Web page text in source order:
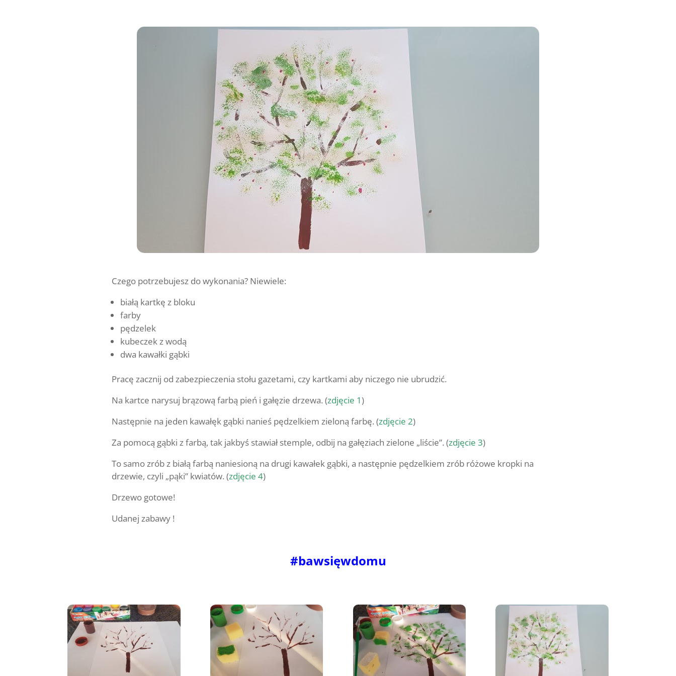
Czego potrzebujesz do wykonania? Niewiele:
białą kartkę z bloku
farby
pędzelek
kubeczek z wodą
dwa kawałki gąbki
Pracę zacznij od zabezpieczenia stołu gazetami, czy kartkami aby niczego nie ubrudzić.
Na kartce narysuj brązową farbą pień i gałęzie drzewa. (zdjęcie 1)
Następnie na jeden kawałęk gąbki nanieś pędzelkiem zieloną farbę. (zdjęcie 2)
Za pomocą gąbki z farbą, tak jakbyś stawiał stemple, odbij na gałęziach zielone „liście”. (zdjęcie 3)
To samo zrób z białą farbą naniesioną na drugi kawałek gąbki, a następnie pędzelkiem zrób różowe kropki na
drzewie, czyli „pąki” kwiatów. (zdjęcie 4)
Drzewo gotowe!
Udanej zabawy !
#bawsięwdomu